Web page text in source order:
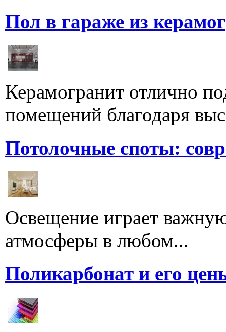
Пол в гараже из
Керамогранит отлично
помещений благодаря
Потолочные споты:
Освещение играет
атмосферы в любом...
Поликарбонат и его